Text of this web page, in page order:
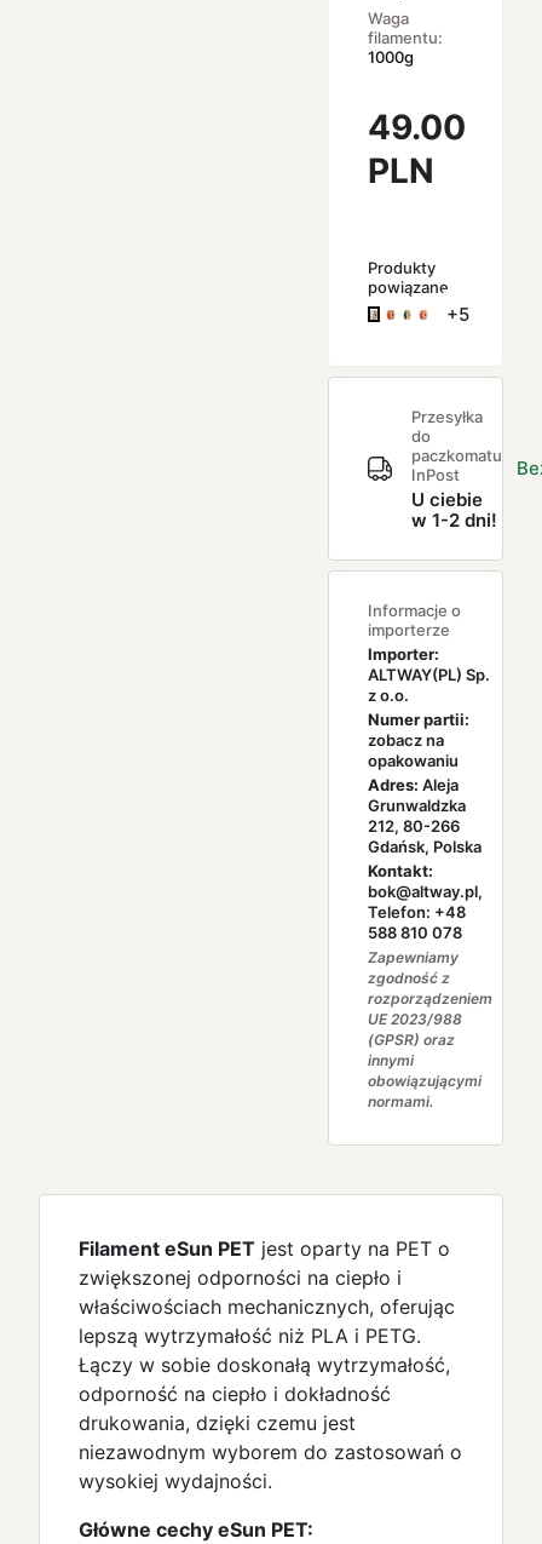
Waga
filamentu:
1000g
49.00
PLN
Produkty
powiązane
+5
Przesyłka
do
paczkomatu
InPost
U ciebie
w 1-2 dni!
Informacje o
importerze
Importer:
ALTWAY(PL) Sp.
z o.o.
Numer partii:
zobacz na
opakowaniu
Adres: Aleja
Grunwaldzka
212, 80-266
Gdańsk, Polska
Kontakt:
bok@altway.pl,
Telefon: +48
588 810 078
Zapewniamy
zgodność z
rozporządzeniem
UE 2023/988
(GPSR) oraz
innymi
obowiązującymi
normami.
Filament eSun PET jest oparty na PET o
zwiększonej odporności na ciepło i
właściwościach mechanicznych, oferując
lepszą wytrzymałość niż PLA i PETG.
Łączy w sobie doskonałą wytrzymałość,
odporność na ciepło i dokładność
drukowania, dzięki czemu jest
niezawodnym wyborem do zastosowań o
wysokiej wydajności.
Główne cechy eSun PET: